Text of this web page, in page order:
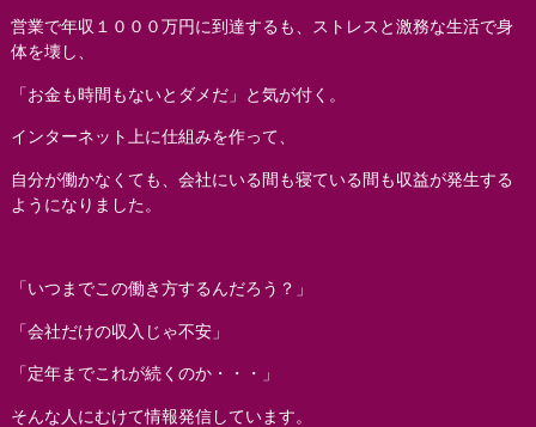
営業で年収１０００万円に到達するも、ストレスと激務な生活で身
体を壊し、
「お金も時間もないとダメだ」と気が付く。
インターネット上に仕組みを作って、
自分が働かなくても、会社にいる間も寝ている間も収益が発生する
ようになりました。
「いつまでこの働き方するんだろう？」
「会社だけの収入じゃ不安」
「定年までこれが続くのか・・・」
そんな人にむけて情報発信しています。